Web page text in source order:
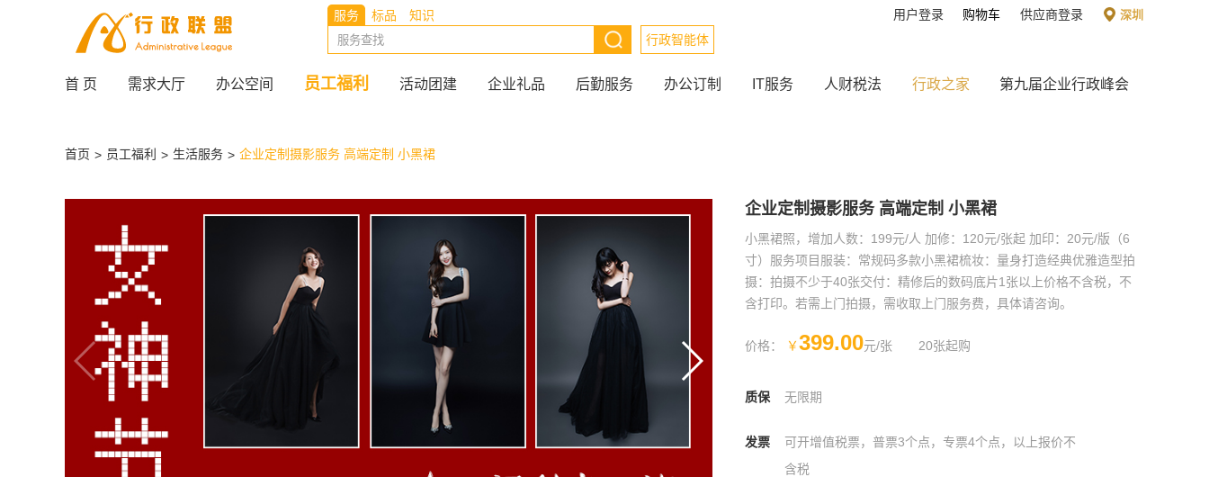
深圳
供应商登录
购物车
用户登录
服务 标品
知识
行政智能体
首 页 需求大厅 办公空间 员工福利 活动团建 企业礼品 后勤服务 办公订制 IT服务 人财税法 行政之家 第九届企业行政峰会
首页 > 员工福利 > 生活服务 > 企业定制摄影服务 高端定制 小黑裙
企业定制摄影服务 高端定制 小黑裙
小黑裙照，增加人数：199元/人 加修：120元/张起 加印：20元/版（6
寸）服务项目服装：常规码多款小黑裙梳妆：量身打造经典优雅造型拍
摄：拍摄不少于40张交付：精修后的数码底片1张以上价格不含税，不
含打印。若需上门拍摄，需收取上门服务费，具体请咨询。
价格： ￥399.00元/张 20张起购
质保 无限期
发票
可开增值税票，普票3个点，专票4个点，以上报价不
含税